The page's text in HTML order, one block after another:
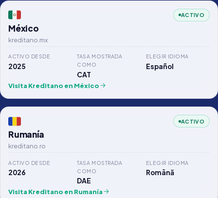
ACTIVO
México
kreditano.mx
ACTIVO DESDE
2025
TASA MOSTRADA
COMO
CAT
ELEGIR IDIOMA
Español
Visita Kreditano en México
ACTIVO
Rumanía
kreditano.ro
ACTIVO DESDE
2026
TASA MOSTRADA
COMO
DAE
ELEGIR IDIOMA
Română
Visita Kreditano en Rumanía